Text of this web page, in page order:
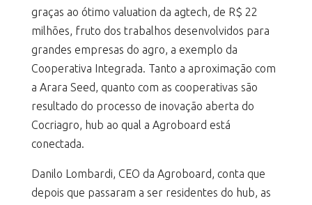
graças ao ótimo valuation da agtech, de R$ 22
milhões, fruto dos trabalhos desenvolvidos para
grandes empresas do agro, a exemplo da
Cooperativa Integrada. Tanto a aproximação com
a Arara Seed, quanto com as cooperativas são
resultado do processo de inovação aberta do
Cocriagro, hub ao qual a Agroboard está
conectada.
Danilo Lombardi, CEO da Agroboard, conta que
depois que passaram a ser residentes do hub, as